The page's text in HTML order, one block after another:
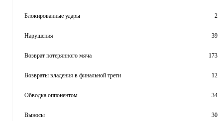
Блокированные удары 2
Нарушения 39
Возврат потерянного мяча 173
Возвраты владения в финальной трети 12
Обводка оппонентом 34
Выносы 30